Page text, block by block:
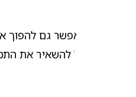
מהם. חבל להשאיר את